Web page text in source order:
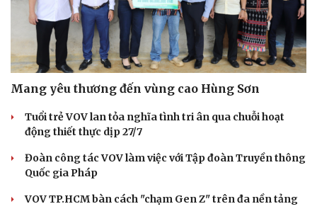
Mang yêu thương đến vùng cao Hùng Sơn
Tuổi trẻ VOV lan tỏa nghĩa tình tri ân qua chuỗi hoạt
động thiết thực dịp 27/7
Đoàn công tác VOV làm việc với Tập đoàn Truyền thông
Quốc gia Pháp
VOV TP.HCM bàn cách "chạm Gen Z" trên đa nền tảng